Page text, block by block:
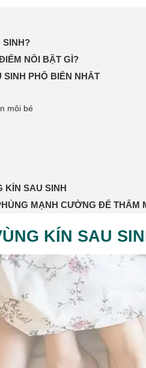
SINH?
NỔI BẬT GÌ?
SINH PHỔ BIẾN NHẤT
môi bé
KÍN SAU SINH
MẠNH CƯỜNG ĐỂ THẨM
KÍN SAU